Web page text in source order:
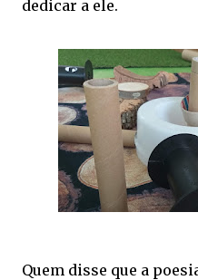
dedicar a ele.
Quem disse que a